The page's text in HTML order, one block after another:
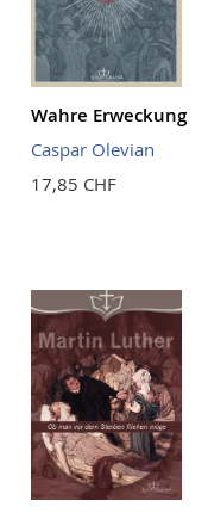
Wahre Erweckung
Caspar Olevian
17,85 CHF